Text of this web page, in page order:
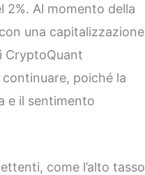
2%. Al momento della
una capitalizzazione
CryptoQuant
poiché la
e il sentimento
come l’alto tasso